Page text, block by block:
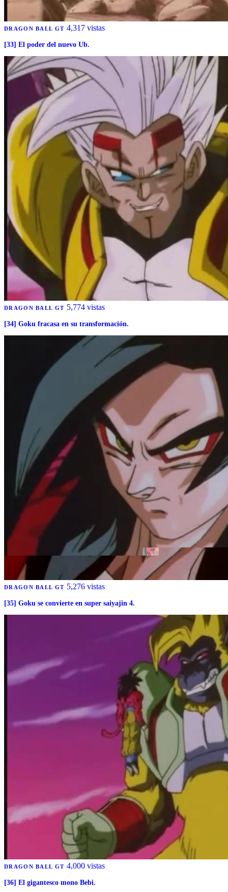
DRAGON BALL GT 4,317 vistas
[33] El poder del nuevo Ub.
DRAGON BALL GT 5,774 vistas
[34] Goku fracasa en su transformación.
DRAGON BALL GT 5,276 vistas
[35] Goku se convierte en super saiyajin 4.
DRAGON BALL GT 4,000 vistas
[36] El gigantesco mono Bebi.